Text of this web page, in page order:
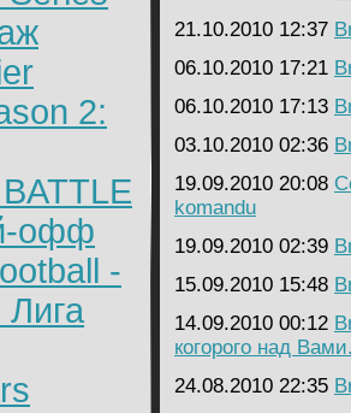
2:
офф
-
21.10.2010 12:37
06.10.2010 17:21
06.10.2010 17:13
03.10.2010 02:36
19.09.2010 20:08
komandu
19.09.2010 02:39
15.09.2010 15:48
14.09.2010 00:12
когорого над
24.08.2010 22:35